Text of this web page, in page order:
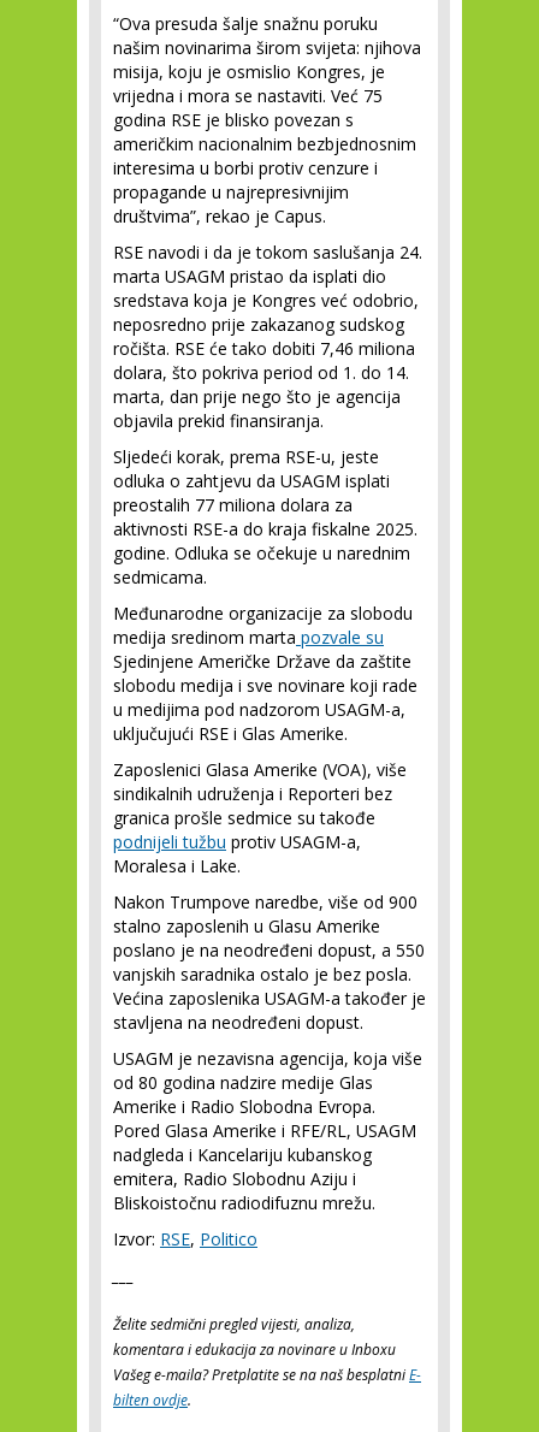
“Ova presuda šalje snažnu poruku
našim novinarima širom svijeta: njihova
misija, koju je osmislio Kongres, je
vrijedna i mora se nastaviti. Već 75
godina RSE je blisko povezan s
američkim nacionalnim bezbjednosnim
interesima u borbi protiv cenzure i
propagande u najrepresivnijim
društvima”, rekao je Capus.
RSE navodi i da je tokom saslušanja 24.
marta USAGM pristao da isplati dio
sredstava koja je Kongres već odobrio,
neposredno prije zakazanog sudskog
ročišta. RSE će tako dobiti 7,46 miliona
dolara, što pokriva period od 1. do 14.
marta, dan prije nego što je agencija
objavila prekid finansiranja.
Sljedeći korak, prema RSE-u, jeste
odluka o zahtjevu da USAGM isplati
preostalih 77 miliona dolara za
aktivnosti RSE-a do kraja fiskalne 2025.
godine. Odluka se očekuje u narednim
sedmicama.
Međunarodne organizacije za slobodu
medija sredinom marta pozvale su
Sjedinjene Američke Države da zaštite
slobodu medija i sve novinare koji rade
u medijima pod nadzorom USAGM-a,
uključujući RSE i Glas Amerike.
Zaposlenici Glasa Amerike (VOA), više
sindikalnih udruženja i Reporteri bez
granica prošle sedmice su takođe
podnijeli tužbu protiv USAGM-a,
Moralesa i Lake.
Nakon Trumpove naredbe, više od 900
stalno zaposlenih u Glasu Amerike
poslano je na neodređeni dopust, a 550
vanjskih saradnika ostalo je bez posla.
Većina zaposlenika USAGM-a također je
stavljena na neodređeni dopust.
USAGM je nezavisna agencija, koja više
od 80 godina nadzire medije Glas
Amerike i Radio Slobodna Evropa.
Pored Glasa Amerike i RFE/RL, USAGM
nadgleda i Kancelariju kubanskog
emitera, Radio Slobodnu Aziju i
Bliskoistočnu radiodifuznu mrežu.
Izvor: RSE, Politico
Želite sedmični pregled vijesti, analiza,
komentara i edukacija za novinare u Inboxu
Vašeg e-maila? Pretplatite se na naš besplatniE-
bilten ovdje.